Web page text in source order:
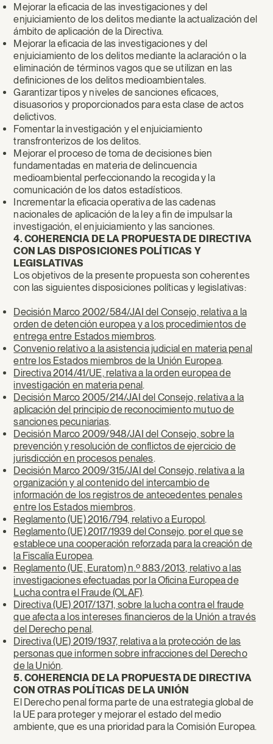
Mejorar la eficacia de las investigaciones y del
enjuiciamiento de los delitos mediante la actualización del
ámbito de aplicación de la Directiva.
Mejorar la eficacia de las investigaciones y del
enjuiciamiento de los delitos mediante la aclaración o la
eliminación de términos vagos que se utilizan en las
definiciones de los delitos medioambientales.
Garantizar tipos y niveles de sanciones eficaces,
disuasorios y proporcionados para esta clase de actos
delictivos.
Fomentar la investigación y el enjuiciamiento
transfronterizos de los delitos.
Mejorar el proceso de toma de decisiones bien
fundamentadas en materia de delincuencia
medioambiental perfeccionando la recogida y la
comunicación de los datos estadísticos.
Incrementar la eficacia operativa de las cadenas
nacionales de aplicación de la ley a fin de impulsar la
investigación, el enjuiciamiento y las sanciones.
4. COHERENCIA DE LA PROPUESTA DE DIRECTIVA
CON LAS DISPOSICIONES POLÍTICAS Y
LEGISLATIVAS
Los objetivos de la presente propuesta son coherentes
con las siguientes disposiciones políticas y legislativas:
Decisión Marco 2002/584/JAI del Consejo, relativa a la
orden de detención europea y a los procedimientos de
entrega entre Estados miembros.
Convenio relativo a la asistencia judicial en materia penal
entre los Estados miembros de la Unión Europea.
Directiva 2014/41/UE, relativa a la orden europea de
investigación en materia penal.
Decisión Marco 2005/214/JAI del Consejo, relativa a la
aplicación del principio de reconocimiento mutuo de
sanciones pecuniarias.
Decisión Marco 2009/948/JAI del Consejo, sobre la
prevención y resolución de conflictos de ejercicio de
jurisdicción en procesos penales.
Decisión Marco 2009/315/JAI del Consejo, relativa a la
organización y al contenido del intercambio de
información de los registros de antecedentes penales
entre los Estados miembros.
Reglamento (UE) 2016/794, relativo a Europol.
Reglamento (UE) 2017/1939 del Consejo, por el que se
establece una cooperación reforzada para la creación de
la Fiscalía Europea.
Reglamento (UE, Euratom) n.º 883/2013, relativo a las
investigaciones efectuadas por la Oficina Europea de
Lucha contra el Fraude (OLAF).
Directiva (UE) 2017/1371, sobre la lucha contra el fraude
que afecta a los intereses financieros de la Unión a través
del Derecho penal.
Directiva (UE) 2019/1937, relativa a la protección de las
personas que informen sobre infracciones del Derecho
de la Unión.
5. COHERENCIA DE LA PROPUESTA DE DIRECTIVA
CON OTRAS POLÍTICAS DE LA UNIÓN
El Derecho penal forma parte de una estrategia global de
la UE para proteger y mejorar el estado del medio
ambiente, que es una prioridad para la Comisión Europea.